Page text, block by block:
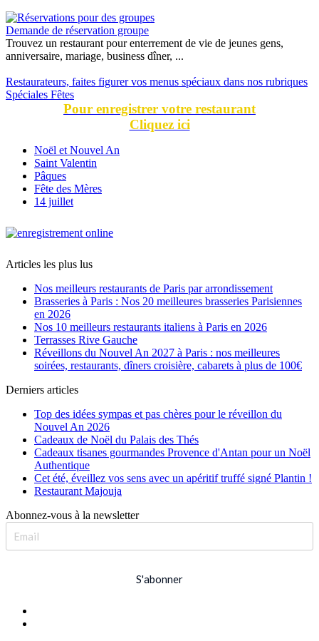
Demande de réservation groupe
Trouvez un restaurant pour enterrement de vie de jeunes gens,
anniversaire, mariage, business dîner, ...
Restaurateurs, faites figurer vos menus spéciaux dans nos rubriques
Spéciales Fêtes
Pour enregistrer votre restaurant
Cliquez ici
Noël et Nouvel An
Saint Valentin
Pâques
Fête des Mères
14 juillet
Articles les plus lus
Nos meilleurs restaurants de Paris par arrondissement
Brasseries à Paris : Nos 20 meilleures brasseries Parisiennes
en 2026
Nos 10 meilleurs restaurants italiens à Paris en 2026
Terrasses Rive Gauche
Réveillons du Nouvel An 2027 à Paris : nos meilleures
soirées, restaurants, dîners croisière, cabarets à plus de 100€
Derniers articles
Top des idées sympas et pas chères pour le réveillon du
Nouvel An 2026
Cadeaux de Noël du Palais des Thés
Cadeaux tisanes gourmandes Provence d'Antan pour un Noël
Authentique
Cet été, éveillez vos sens avec un apéritif truffé signé Plantin !
Restaurant Majouja
Abonnez-vous à la newsletter
S'abonner